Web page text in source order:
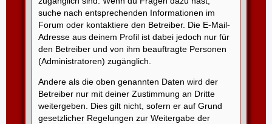
suche nach entsprechenden Informationen im
Forum oder kontaktiere den Betreiber. Die E-Mail-
Adresse aus deinem Profil ist dabei jedoch nur für
den Betreiber und von ihm beauftragte Personen
(Administratoren) zugänglich.
Andere als die oben genannten Daten wird der
Betreiber nur mit deiner Zustimmung an Dritte
weitergeben. Dies gilt nicht, sofern er auf Grund
gesetzlicher Regelungen zur Weitergabe der